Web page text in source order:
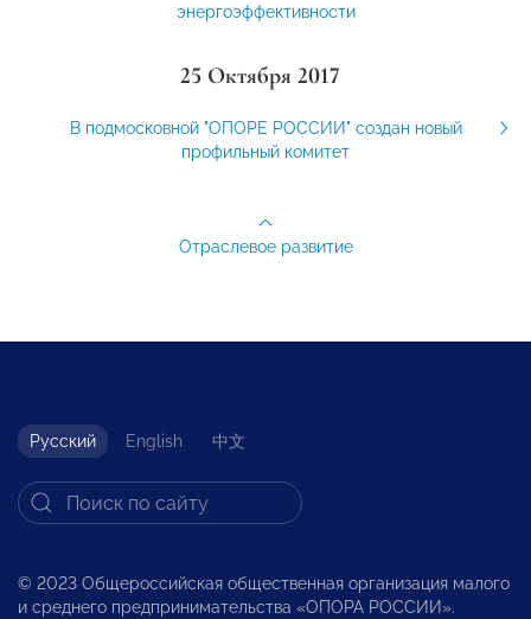
энергоэффективности
25 Октября 2017
В подмосковной "ОПОРЕ РОССИИ" создан новый
профильный комитет
Отраслевое развитие
Русский English 中文
© 2023 Общероссийская общественная организация малого
и среднего предпринимательства «ОПОРА РОССИИ».